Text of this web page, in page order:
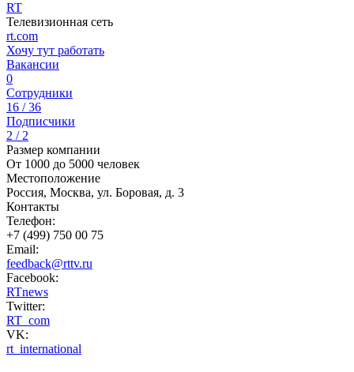
RT
Телевизионная сеть
rt.com
Хочу тут работать
Вакансии
0
Сотрудники
16 / 36
Подписчики
2 / 2
Размер компании
От 1000 до 5000 человек
Местоположение
Россия, Москва, ул. Боровая, д. 3
Контакты
Телефон:
+7 (499) 750 00 75
Email:
feedback@rttv.ru
Facebook:
RTnews
Twitter:
RT_com
VK:
rt_international